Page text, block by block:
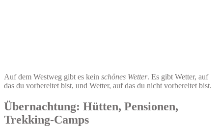
Auf dem Westweg gibt es kein schönes Wetter. Es gibt Wetter, auf
das du vorbereitet bist, und Wetter, auf das du nicht vorbereitet bist.
Übernachtung: Hütten, Pensionen,
Trekking-Camps